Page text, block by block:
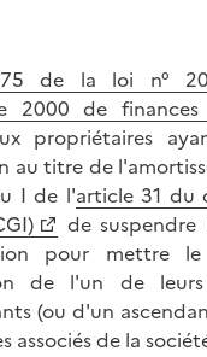
de la loi n°
2000 de
propriétaires
au titre de
I de l'article 31 du
de suspendre
pour mettre
de l'un de
(ou d'un
associés de la